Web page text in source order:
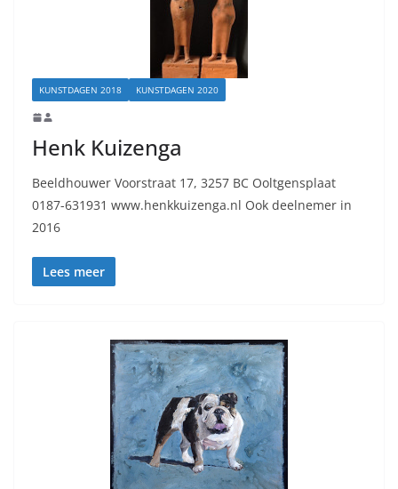
KUNSTDAGEN 2018 KUNSTDAGEN 2020
Henk Kuizenga
Beeldhouwer Voorstraat 17, 3257 BC Ooltgensplaat
0187-631931 www.henkkuizenga.nl Ook deelnemer in
2016
Lees meer